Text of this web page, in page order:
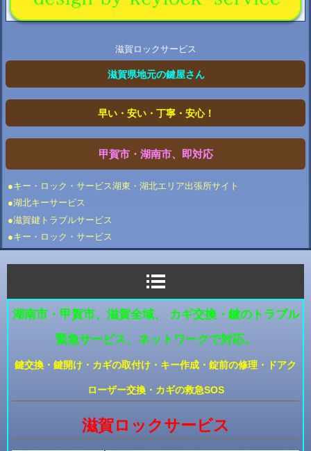
滋賀ロックサービス
滋賀県地元の鍵屋さん
早い・安い・丁寧・安心！
甲賀市・湖南市、即対応
●キー・ロック・サービス湖東・湖北エリア出張所サイト
●湖北キーサービス
●滋賀鍵トラブルサービス
●キー・ロック・サービス
湖南市・甲賀市、滋賀全域、 カギ交換・鍵のトラブル
緊急サービス、ネットワークで対応。
鍵交換・鍵開け・カギの取付け・キー作成・錠前の修理・ドアク
ローザー交換・カギの救急SOS
滋賀ロックサービス